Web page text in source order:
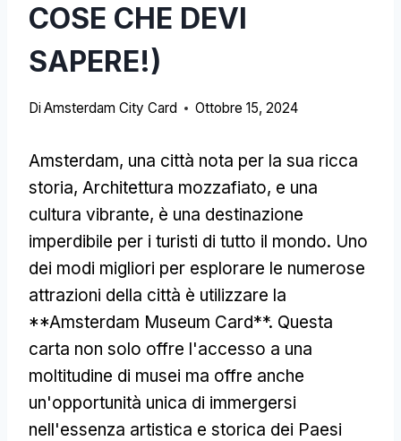
COSE CHE DEVI
SAPERE!)
Di Amsterdam City Card Ottobre 15, 2024
Amsterdam, una città nota per la sua ricca
storia, Architettura mozzafiato, e una
cultura vibrante, è una destinazione
imperdibile per i turisti di tutto il mondo. Uno
dei modi migliori per esplorare le numerose
attrazioni della città è utilizzare la
**Amsterdam Museum Card**. Questa
carta non solo offre l'accesso a una
moltitudine di musei ma offre anche
un'opportunità unica di immergersi
nell'essenza artistica e storica dei Paesi